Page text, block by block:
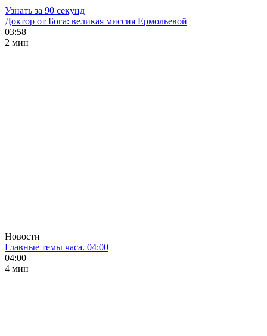
Узнать за 90 секунд
Доктор от Бога: великая миссия Ермольевой
03:58
2 мин
Новости
Главные темы часа. 04:00
04:00
4 мин